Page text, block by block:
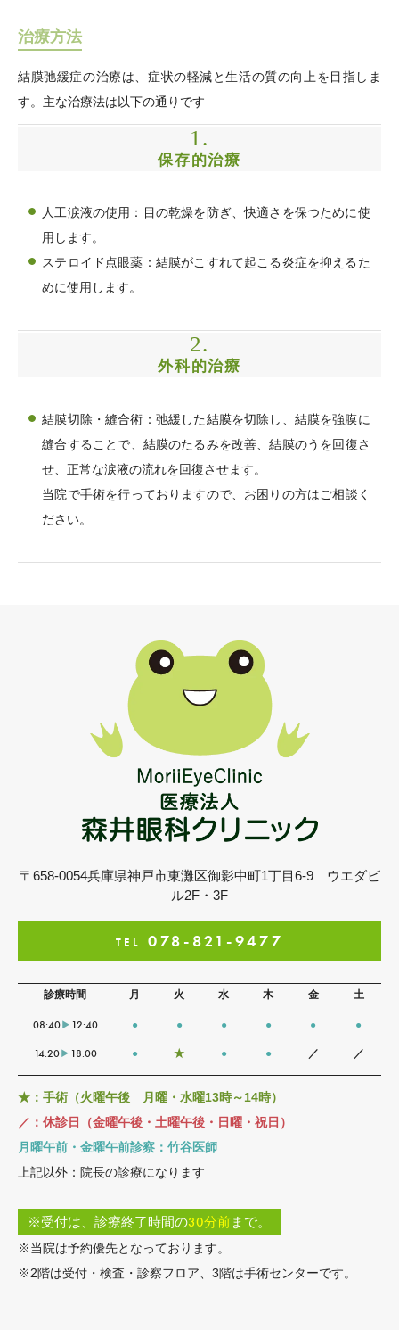
治療方法
結膜弛緩症の治療は、症状の軽減と生活の質の向上を目指しま
す。主な治療法は以下の通りです
1.
保存的治療
人工涙液の使用：目の乾燥を防ぎ、快適さを保つために使
用します。
ステロイド点眼薬：結膜がこすれて起こる炎症を抑えるた
めに使用します。
2.
外科的治療
結膜切除・縫合術：弛緩した結膜を切除し、結膜を強膜に
縫合することで、結膜のたるみを改善、結膜のうを回復さ
せ、正常な涙液の流れを回復させます。
当院で手術を行っておりますので、お困りの方はご相談く
ださい。
〒658-0054兵庫県神戸市東灘区御影中町1丁目6-9
ウエダビ
ル2F・3F
TEL 078-821-9477
診療時間 月 火 水 木 金 土
08:40 12:40 ● ● ● ● ● ●
14:20 18:00 ● ★ ● ● ／ ／
★：手術（火曜午後 月曜・水曜13時～14時）
／：休診日（金曜午後・土曜午後・日曜・祝日）
月曜午前・金曜午前診察：竹谷医師
上記以外：院長の診療になります
※受付は、診療終了時間の30分前まで。
※当院は予約優先となっております。
※2階は受付・検査・診察フロア、3階は手術センターです。